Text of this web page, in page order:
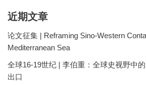
近期文章
论文征集 | Reframing Sino-Western
Mediterranean Sea
全球16-19世纪 | 李伯重：全球史视野中
出口